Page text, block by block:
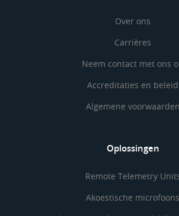
Over ons
Carrières
Neem contact met ons
Accreditaties en beleid
Algemene voorwaarden
Oplossingen
Remote Telemetry
Akoestische microfoons